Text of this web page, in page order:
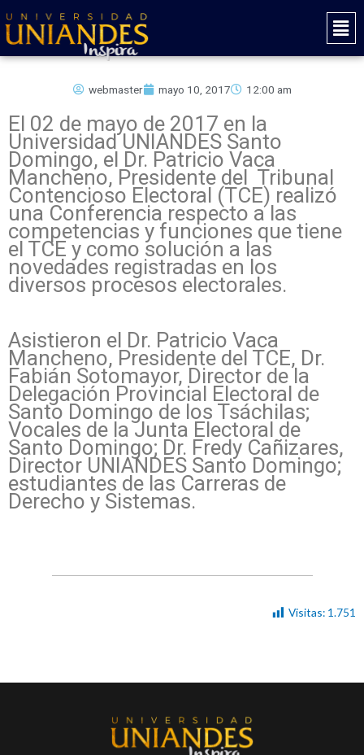
al
contenido
Main
webmaster mayo 10, 2017 12:00 am
El 02 de mayo de 2017 en la
Universidad UNIANDES Santo
Domingo, el Dr. Patricio Vaca
Mancheno, Presidente del Tribunal
Contencioso Electoral (TCE) realizó
una Conferencia respecto a las
competencias y funciones que tiene
el TCE y como solución a las
novedades registradas en los
diversos procesos electorales.
Asistieron el Dr. Patricio Vaca
Mancheno, Presidente del TCE, Dr.
Fabián Sotomayor, Director de la
Delegación Provincial Electoral de
Santo Domingo de los Tsáchilas;
Vocales de la Junta Electoral de
Santo Domingo; Dr. Fredy Cañizares,
Director UNIANDES Santo Domingo;
estudiantes de las Carreras de
Derecho y Sistemas.
Visitas: 1.751